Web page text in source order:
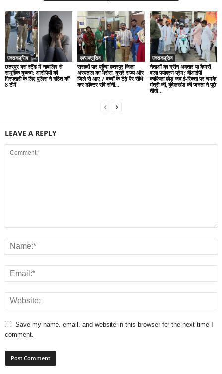
एक्सक्लूसिव
छतरपुर बस स्टैंड में नाबालिग से
सामूहिक दुष्कर्म: आरोपियों की
गिरफ्तारी के लिए पुलिस ने गठित कीं
8 टीमें
एक्सक्लूसिव
सरहदों पार पहुँचा छतरपुर जिला
अस्पताल का भरोसा: दूसरे राज्य और
जिले से आए 7 बच्चों के टेढ़े पैर सीधे
कर डॉक्टर रवि सोनी...
एक्सक्लूसिव
नेताओं का ग्रीन अवतार या कैमरों
वाला पर्यावरण प्रेम? वीआईपी
काफिला छोड़ जब ई-रिक्शा पर चमके
मंत्री जी, बुंदेलखंड की जनता ने पूछे
तीखे...
LEAVE A REPLY
Save my name, email, and website in this browser for the next time I
comment.